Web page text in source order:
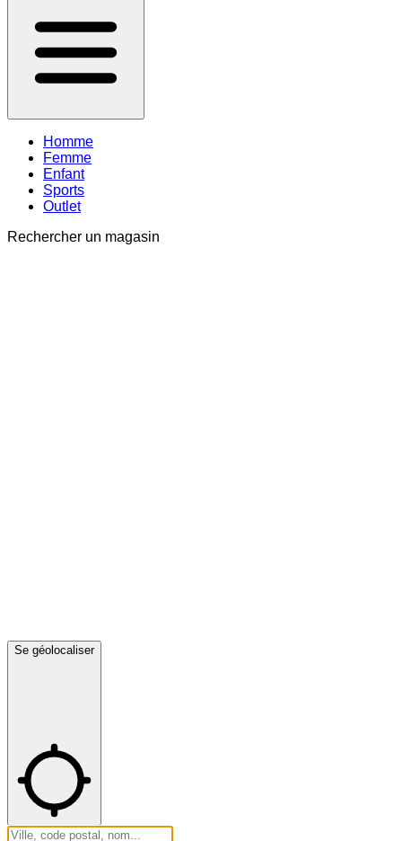
Homme
Femme
Enfant
Sports
Outlet
Rechercher un magasin
Se géolocaliser